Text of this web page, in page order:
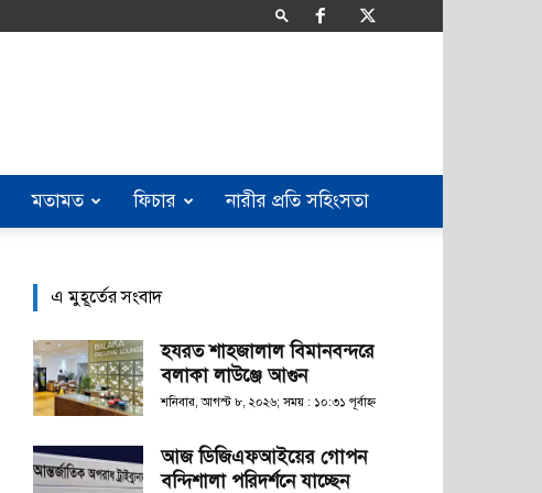
মতামত ফিচার নারীর প্রতি সহিংসতা
এ মুহূর্তের সংবাদ
হযরত শাহজালাল বিমানবন্দরে
বলাকা লাউঞ্জে আগুন
শনিবার, আগস্ট ৮, ২০২৬; সময় : ১০:৩১ পূর্বাহ্ণ
আজ ডিজিএফআইয়ের গোপন
বন্দিশালা পরিদর্শনে যাচ্ছেন